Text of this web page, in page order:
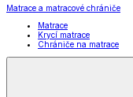
Matrace a matracové chrániče
Matrace
Krycí matrace
Chrániče na matrace